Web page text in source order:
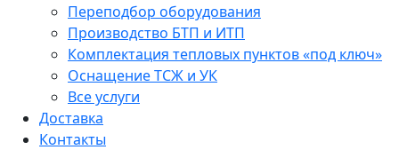
Переподбор оборудования
Производство БТП и ИТП
Комплектация тепловых пунктов «под ключ»
Оснащение ТСЖ и УК
Все услуги
Доставка
Контакты